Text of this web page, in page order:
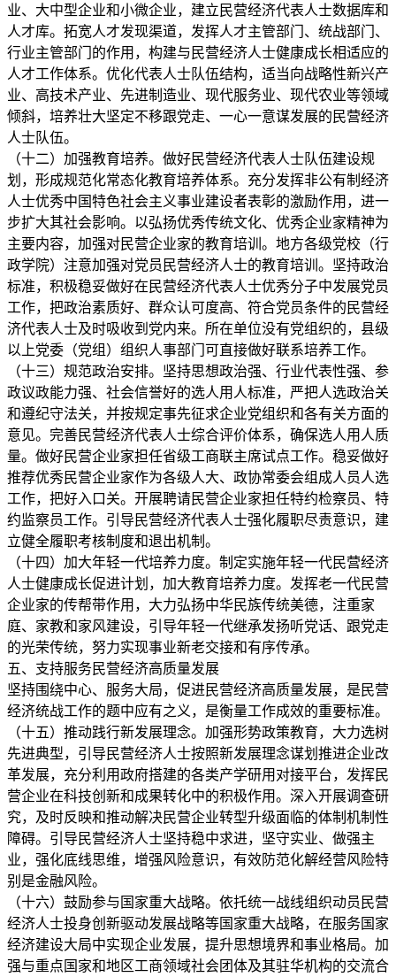
业、大中型企业和小微企业，建立民营经济代表人士数据库和
人才库。拓宽人才发现渠道，发挥人才主管部门、统战部门、
行业主管部门的作用，构建与民营经济人士健康成长相适应的
人才工作体系。优化代表人士队伍结构，适当向战略性新兴产
业、高技术产业、先进制造业、现代服务业、现代农业等领域
倾斜，培养壮大坚定不移跟党走、一心一意谋发展的民营经济
人士队伍。
（十二）加强教育培养。做好民营经济代表人士队伍建设规
划，形成规范化常态化教育培养体系。充分发挥非公有制经济
人士优秀中国特色社会主义事业建设者表彰的激励作用，进一
步扩大其社会影响。以弘扬优秀传统文化、优秀企业家精神为
主要内容，加强对民营企业家的教育培训。地方各级党校（行
政学院）注意加强对党员民营经济人士的教育培训。坚持政治
标准，积极稳妥做好在民营经济代表人士优秀分子中发展党员
工作，把政治素质好、群众认可度高、符合党员条件的民营经
济代表人士及时吸收到党内来。所在单位没有党组织的，县级
以上党委（党组）组织人事部门可直接做好联系培养工作。
（十三）规范政治安排。坚持思想政治强、行业代表性强、参
政议政能力强、社会信誉好的选人用人标准，严把人选政治关
和遵纪守法关，并按规定事先征求企业党组织和各有关方面的
意见。完善民营经济代表人士综合评价体系，确保选人用人质
量。做好民营企业家担任省级工商联主席试点工作。稳妥做好
推荐优秀民营企业家作为各级人大、政协常委会组成人员人选
工作，把好入口关。开展聘请民营企业家担任特约检察员、特
约监察员工作。引导民营经济代表人士强化履职尽责意识，建
立健全履职考核制度和退出机制。
（十四）加大年轻一代培养力度。制定实施年轻一代民营经济
人士健康成长促进计划，加大教育培养力度。发挥老一代民营
企业家的传帮带作用，大力弘扬中华民族传统美德，注重家
庭、家教和家风建设，引导年轻一代继承发扬听党话、跟党走
的光荣传统，努力实现事业新老交接和有序传承。
五、支持服务民营经济高质量发展
坚持围绕中心、服务大局，促进民营经济高质量发展，是民营
经济统战工作的题中应有之义，是衡量工作成效的重要标准。
（十五）推动践行新发展理念。加强形势政策教育，大力选树
先进典型，引导民营经济人士按照新发展理念谋划推进企业改
革发展，充分利用政府搭建的各类产学研用对接平台，发挥民
营企业在科技创新和成果转化中的积极作用。深入开展调查研
究，及时反映和推动解决民营企业转型升级面临的体制机制性
障碍。引导民营经济人士坚持稳中求进，坚守实业、做强主
业，强化底线思维，增强风险意识，有效防范化解经营风险特
别是金融风险。
（十六）鼓励参与国家重大战略。依托统一战线组织动员民营
经济人士投身创新驱动发展战略等国家重大战略，在服务国家
经济建设大局中实现企业发展，提升思想境界和事业格局。加
强与重点国家和地区工商领域社会团体及其驻华机构的交流合